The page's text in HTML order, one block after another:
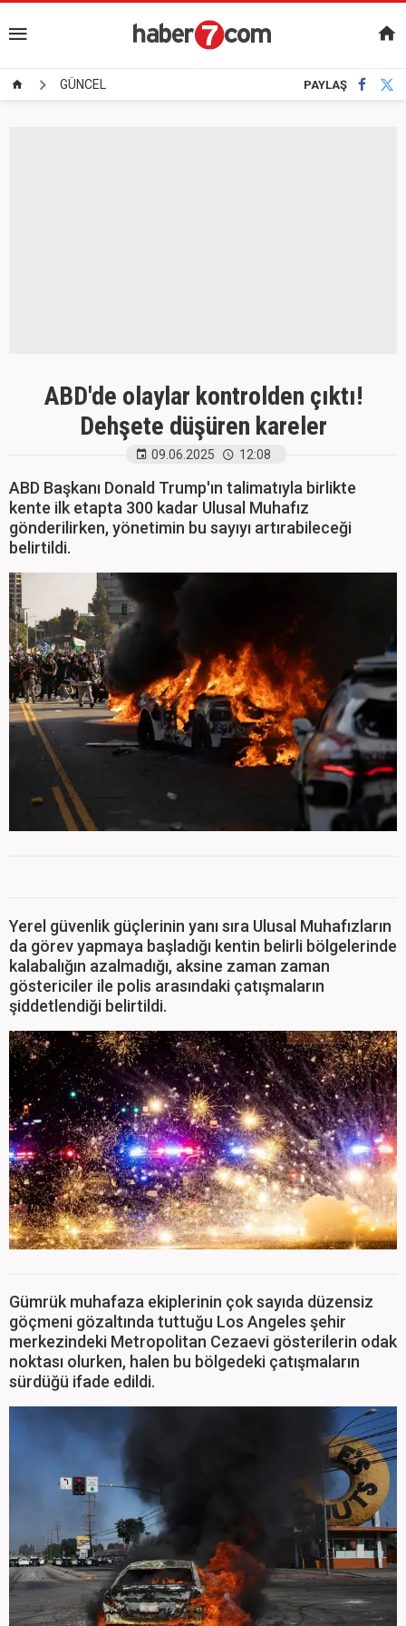
GÜNCEL PAYLAŞ
ABD'de olaylar kontrolden çıktı!
Dehşete düşüren kareler
09.06.2025 12:08
ABD Başkanı Donald Trump'ın talimatıyla birlikte
kente ilk etapta 300 kadar Ulusal Muhafız
gönderilirken, yönetimin bu sayıyı artırabileceği
belirtildi.
Yerel güvenlik güçlerinin yanı sıra Ulusal Muhafızların
da görev yapmaya başladığı kentin belirli bölgelerinde
kalabalığın azalmadığı, aksine zaman zaman
göstericiler ile polis arasındaki çatışmaların
şiddetlendiği belirtildi.
Gümrük muhafaza ekiplerinin çok sayıda düzensiz
göçmeni gözaltında tuttuğu Los Angeles şehir
merkezindeki Metropolitan Cezaevi gösterilerin odak
noktası olurken, halen bu bölgedeki çatışmaların
sürdüğü ifade edildi.